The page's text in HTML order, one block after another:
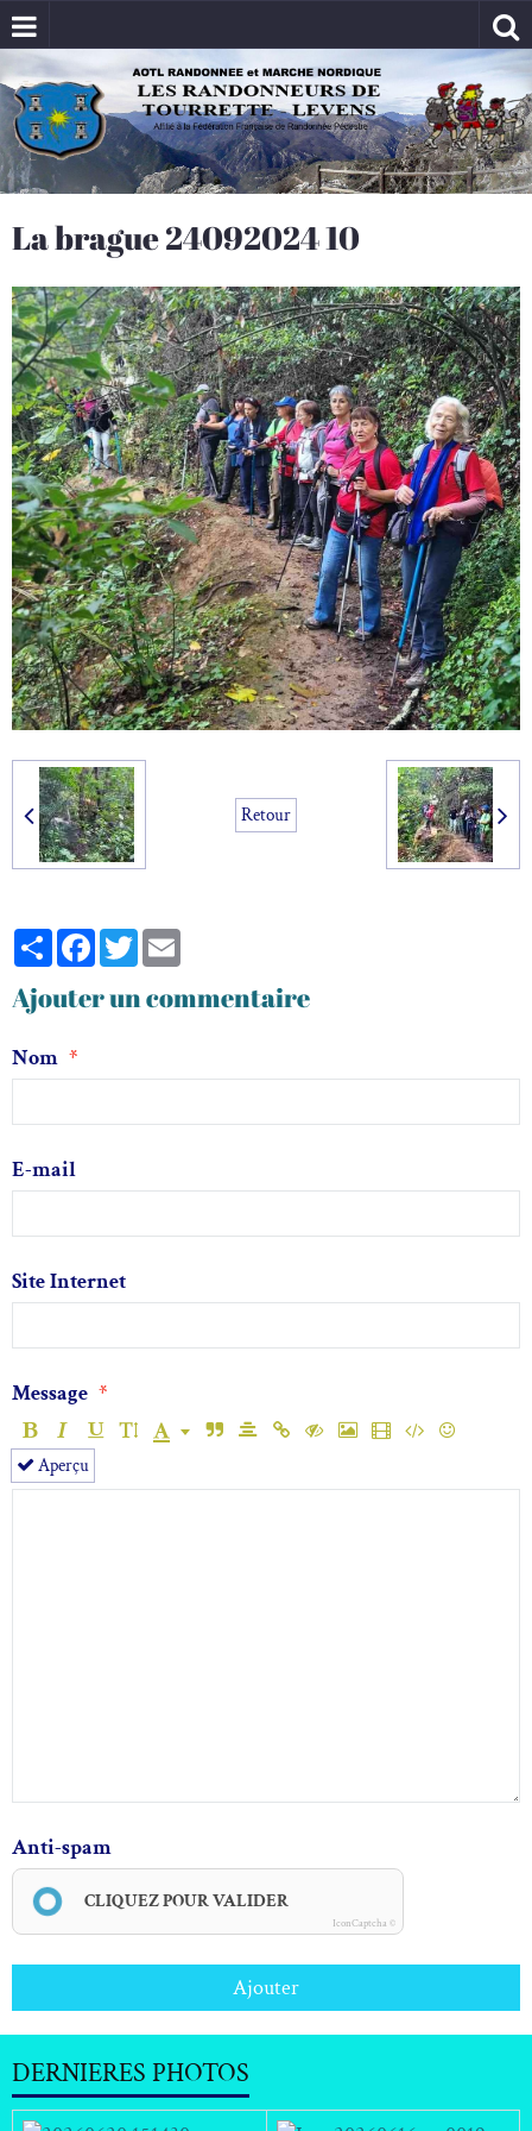
La brague 24092024 10
Retour
PartagerFacebook
Twitter
Ajouter un commentaire
Nom
E-mail
Site Internet
Message
Aperçu
Anti-spam
CLIQUEZ POUR VALIDER
IconCaptcha ©
Ajouter
DERNIERES PHOTOS